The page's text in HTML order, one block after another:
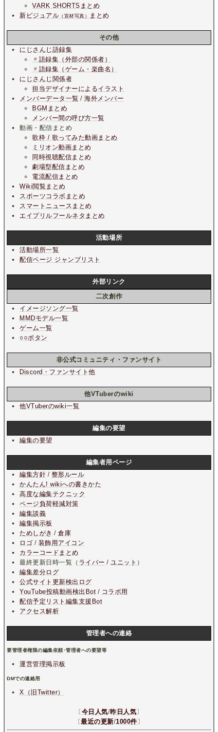
VARK SHORTSまとめ
新ビジュアル （宣材写真） まとめ
その他
にじさんじ語録集
〃語録集（外部の関係者）
〃語録集（ゲーム・楽曲名）
にじさんじ関係者
担当デザイナーによるイラスト
メンバーデータ一覧 /海外メンバー
BGMまとめ
メンバー間の呼び方一覧
動画・配信まとめ
歌枠 / 歌ってみた動画まとめ
ミリオン動画まとめ
同時視聴配信まとめ
劇場型配信まとめ
電流配信まとめ
Wiki閲覧まとめ
スポーツコラボまとめ
スマートニュースまとめ
エイプリルフールネタまとめ
活動場所
活動場所一覧
配信ページ ジャンプリスト
外部リンク
二次創作
イメージソング一覧
MMDモデル一覧
ゲーム一覧
○○ボタン
非公式コミュニティ・ファンサイト
Discord・ファンサイト他
他VTuberのwiki
他VTuberのwiki一覧
編集の要望
編集の要望
編集者用ページ
編集方針 / 整形ルール
かんたん! wikiへの書きかた
高度な編集テクニック
ページ負荷軽減対策
編集談義
編集掲示板
ためしがき /倉庫
ロゴ / 装飾用アイコン
カラーコードまとめ
最終更新日時一覧（ ライバー / ユニット ）
編集差分ログ
公式サイト更新検出ログ
YouTube投稿動画検出Bot / コラボ用
配信予定リスト編集支援Bot
アクセス解析
管理者への連絡
要管理者権限の編集依頼･管理者への要望等
運営管理掲示板
DMでの連絡用
X（旧Twitter）
〔 今日人気/昨日人気〕
〔最近の更新/1000件 〕